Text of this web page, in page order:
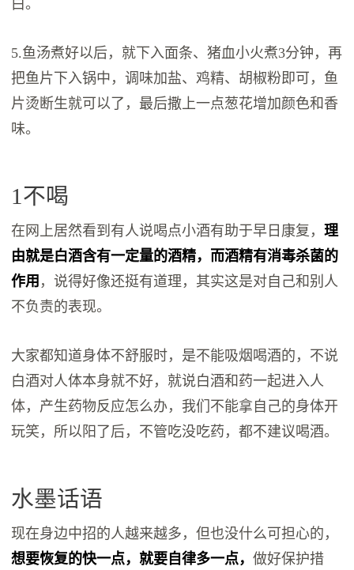
白。
5.鱼汤煮好以后，就下入面条、猪血小火煮3分钟，再
把鱼片下入锅中，调味加盐、鸡精、胡椒粉即可，鱼
片烫断生就可以了，最后撒上一点葱花增加颜色和香
味。
1不喝
在网上居然看到有人说喝点小酒有助于早日康复，理
由就是白酒含有一定量的酒精，而酒精有消毒杀菌的
作用 ，说得好像还挺有道理，其实这是对自己和别人
不负责的表现。
大家都知道身体不舒服时，是不能吸烟喝酒的，不说
白酒对人体本身就不好，就说白酒和药一起进入人
体，产生药物反应怎么办，我们不能拿自己的身体开
玩笑，所以阳了后，不管吃没吃药，都不建议喝酒。
水墨话语
现在身边中招的人越来越多，但也没什么可担心的，
想要恢复的快一点，就要自律多一点，做好保护措